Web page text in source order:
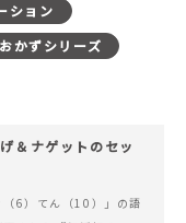
ション
かずシリーズ
＆ナゲットのセッ
6）てん（10）」の語